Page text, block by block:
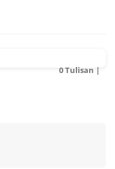
0 Tulisan |